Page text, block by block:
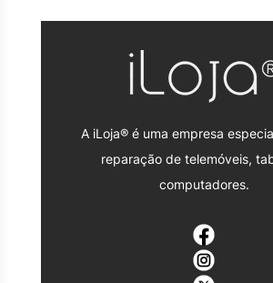
A iLoja® é uma empresa
reparação de telemóveis,
computadores.